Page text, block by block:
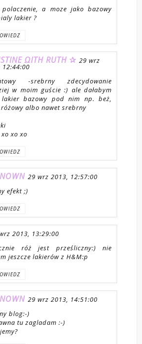
a moze jako bazowy
lakier ?
ΩITH RUTH ✰ 29 wrz
12:44:00
-srebrny zdecydowanie
w moim guście :) ale dałabym
bazowy pod nim np. beż,
albo nawet srebrny
xo xo
29 wrz 2013, 12:57:00
efekt ;)
2013, 13:29:00
róż jest prześliczny:) nie
jeszcze lakierów z H&M:p
29 wrz 2013, 14:51:00
blog:-)
tu zagladam :-)